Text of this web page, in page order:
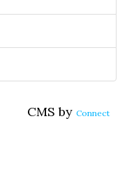
CMS by Connect